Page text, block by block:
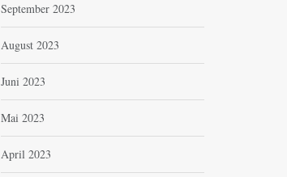
September 2023
August 2023
Juni 2023
Mai 2023
April 2023